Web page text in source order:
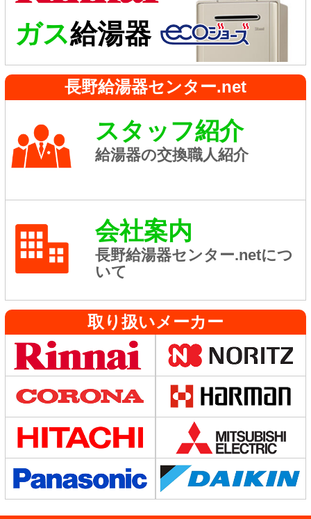
ガス給湯器
長野給湯器センター.net
スタッフ紹介
給湯器の交換職人紹介
会社案内
長野給湯器センター.netにつ
いて
取り扱いメーカー